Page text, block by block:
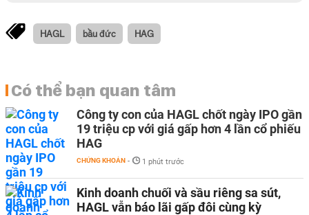
HAGL bầu đức HAG
Có thể bạn quan tâm
Công ty con của HAGL chốt ngày IPO gần
19 triệu cp với giá gấp hơn 4 lần cổ phiếu
HAG
CHỨNG KHOÁN - 1 phút trước
Kinh doanh chuối và sầu riêng sa sút,
HAGL vẫn báo lãi gấp đôi cùng kỳ